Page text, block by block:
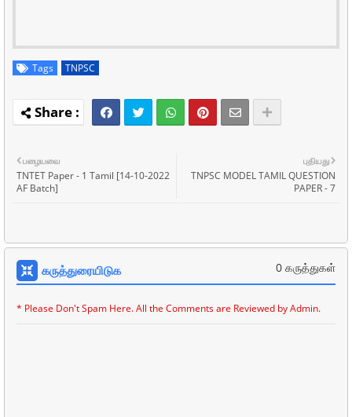
Tags TNPSC
புதியது
TNPSC MODEL TAMIL QUESTION
PAPER - 7
பழையவை
TNTET Paper - 1 Tamil [14-10-2022
AF Batch]
கருத்துரையிடுக 0 கருத்துகள்
* Please Don't Spam Here. All the Comments are Reviewed by Admin.